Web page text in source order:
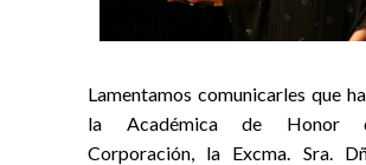
Lamentamos comunicarles que
la Académica de Honor
Corporación, la Excma. Sra.